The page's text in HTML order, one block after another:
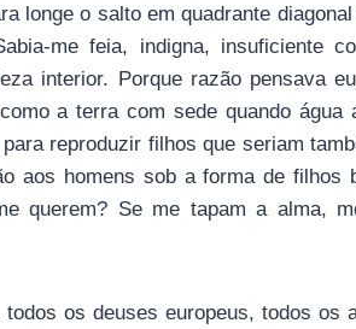
longe o salto em quadrante
me feia, indigna, insuficiente
interior. Porque razão pensava
a terra com sede quando água
reproduzir filhos que seriam
aos homens sob a forma de filhos
querem? Se me tapam a alma,
os deuses europeus, todos os